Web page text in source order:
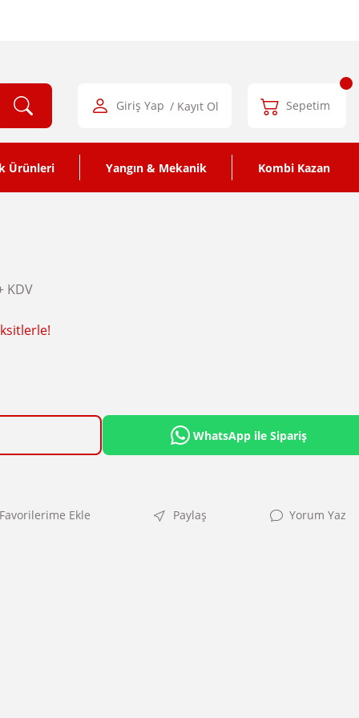
Giriş Yap / Kayıt Ol Sepetim
Ürünleri Yangın & Mekanik Kombi Kazan
KDV
WhatsApp ile Sipariş
Paylaş Yorum Yaz